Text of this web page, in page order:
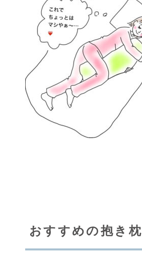
おすすめの抱き枕